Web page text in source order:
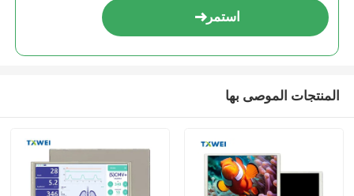
استمر
المنتجات الموصى بها